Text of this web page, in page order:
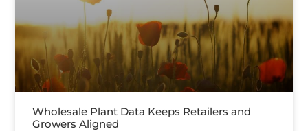
Wholesale Plant Data Keeps Retailers and
Growers Aligned